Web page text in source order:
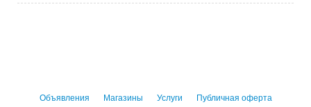
Объявления Магазины Услуги Публичная оферта